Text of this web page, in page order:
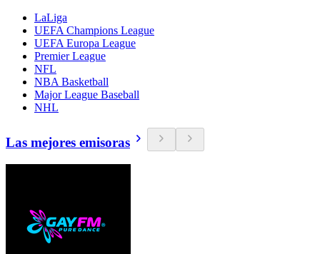
LaLiga
UEFA Champions League
UEFA Europa League
Premier League
NFL
NBA Basketball
Major League Baseball
NHL
Las mejores emisoras